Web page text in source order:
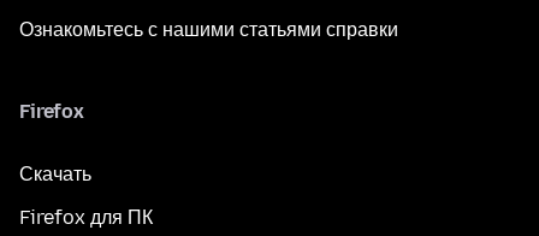
Ознакомьтесь с нашими статьями справки
Firefox
Скачать
Firefox для ПК